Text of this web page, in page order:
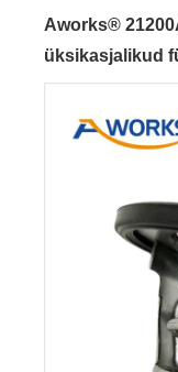
Aworks®
üksikasjalikud